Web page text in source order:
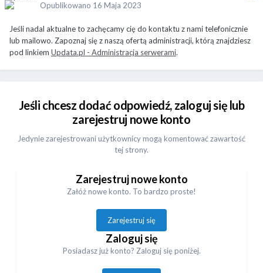
Opublikowano 16 Maja 2023
Jeśli nadal aktualne to zachęcamy cię do kontaktu z nami telefonicznie
lub mailowo. Zapoznaj się z naszą ofertą administracji, którą znajdziesz
pod linkiem Updata.pl - Administracja serwerami.
Jeśli chcesz dodać odpowiedź, zaloguj się lub
zarejestruj nowe konto
Jedynie zarejestrowani użytkownicy mogą komentować zawartość
tej strony.
Zarejestruj nowe konto
Załóż nowe konto. To bardzo proste!
Zarejestruj się
Zaloguj się
Posiadasz już konto? Zaloguj się poniżej.